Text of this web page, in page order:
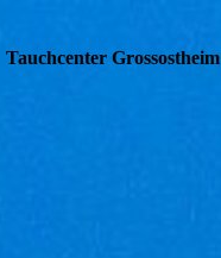
Tauchcenter Grossostheim